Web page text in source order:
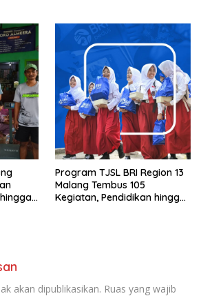
Program TJSL BRI Region 13
Malang Tembus 105
Kegiatan, Pendidikan hingga
akan dipublikasikan. Ruas yang wajib